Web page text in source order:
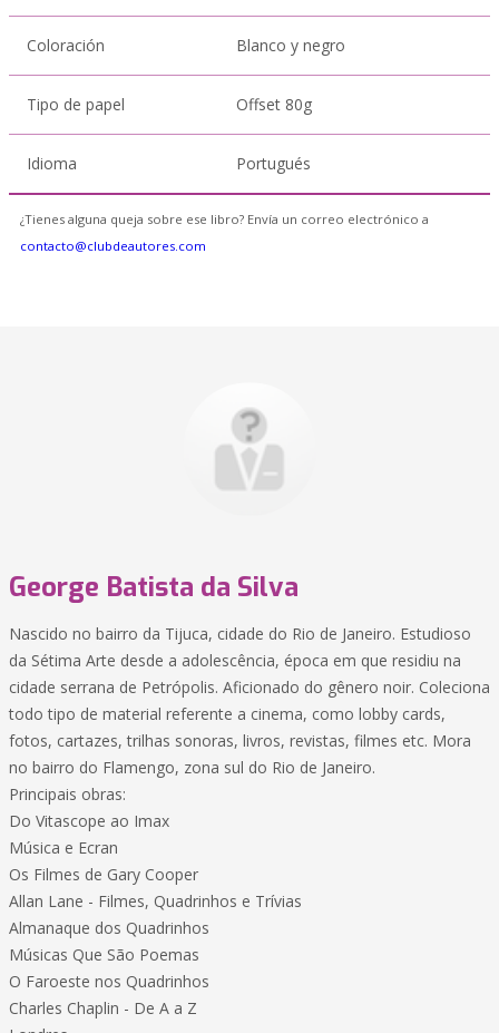
Coloración Blanco y negro
Tipo de papel Offset 80g
Idioma Portugués
¿Tienes alguna queja sobre ese libro? Envía un correo electrónico a
contacto@clubdeautores.com
George Batista da Silva
Nascido no bairro da Tijuca, cidade do Rio de Janeiro. Estudioso
da Sétima Arte desde a adolescência, época em que residiu na
cidade serrana de Petrópolis. Aficionado do gênero noir. Coleciona
todo tipo de material referente a cinema, como lobby cards,
fotos, cartazes, trilhas sonoras, livros, revistas, filmes etc. Mora
no bairro do Flamengo, zona sul do Rio de Janeiro.
Principais obras:
Do Vitascope ao Imax
Música e Ecran
Os Filmes de Gary Cooper
Allan Lane - Filmes, Quadrinhos e Trívias
Almanaque dos Quadrinhos
Músicas Que São Poemas
O Faroeste nos Quadrinhos
Charles Chaplin - De A a Z